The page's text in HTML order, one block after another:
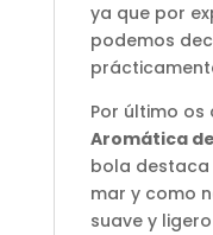
ya que por
podemos
Por último os
Aromática
bola destaca
mar y como
suave y